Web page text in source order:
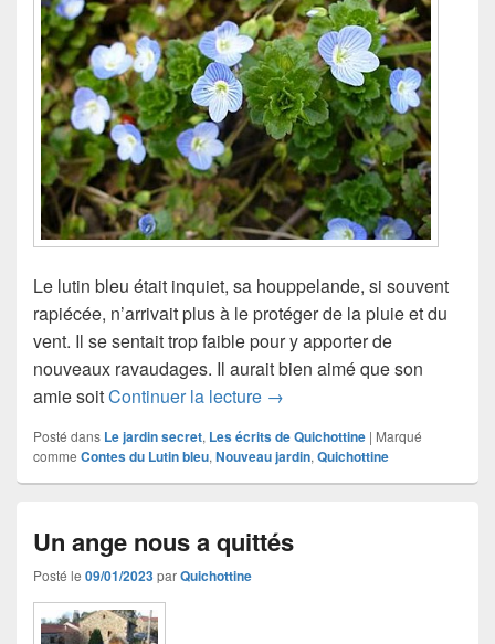
Le lutin bleu était inquiet, sa houppelande, si souvent
rapiécée, n’arrivait plus à le protéger de la pluie et du
vent. Il se sentait trop faible pour y apporter de
nouveaux ravaudages. Il aurait bien aimé que son
amie soitContinuer la lecture Ne t’en fais pas, je vais
→
Posté dans Le jardin secret, Les écrits de Quichottine | Marqué
comme Contes du Lutin bleu, Nouveau jardin, Quichottine
Un ange nous a quittés
Posté le 09/01/2023parQuichottine